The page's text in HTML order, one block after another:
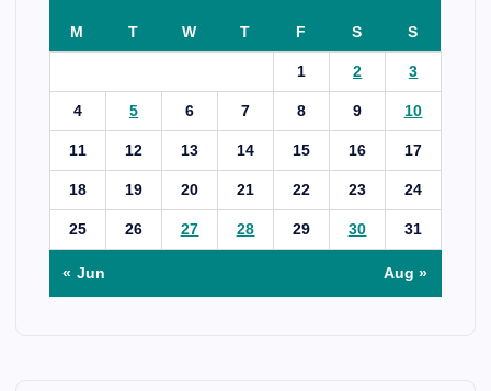
M T W T F S S
1 2 3
4 5 6 7 8 9 10
11 12 13 14 15 16 17
18 19 20 21 22 23 24
25 26 27 28 29 30 31
« Jun Aug »